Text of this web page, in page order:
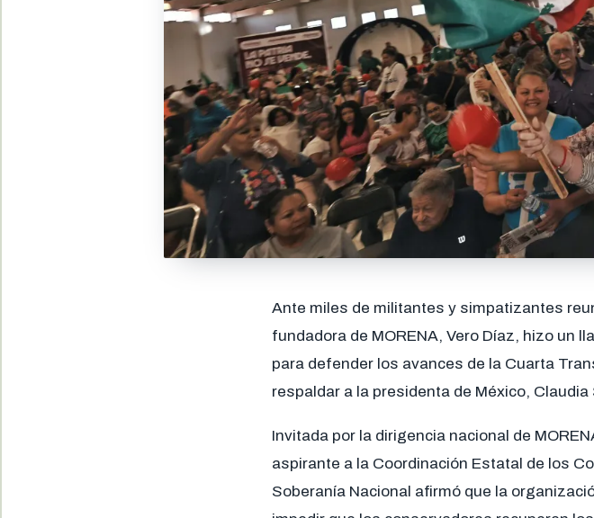
Ante miles de militantes y simpatizantes
fundadora de MORENA, Vero Díaz, hizo un
para defender los avances de la Cuarta
respaldar a la presidenta de México, Claudia
Invitada por la dirigencia nacional de
aspirante a la Coordinación Estatal de los
Soberanía Nacional afirmó que la